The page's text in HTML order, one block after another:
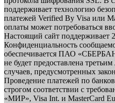
поддерживает технологию
платежей Verified By Visa или
оплаты может потребоваться
Настоящий сайт поддерживает
Конфиденциальность
обеспечивается ПАО
не будет предоставлена
случаев, предусмотренных
Проведение платежей по
строгом соответствии с
«МИР», Visa Int. и MasterCard